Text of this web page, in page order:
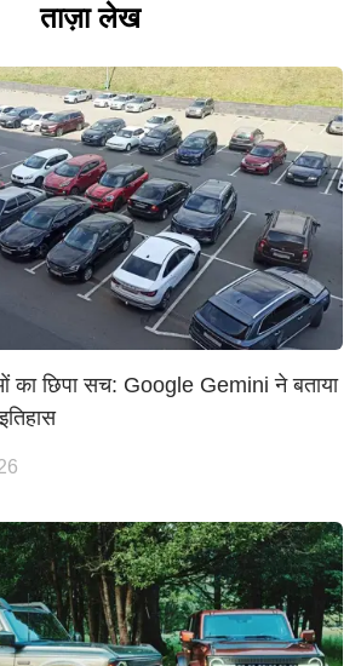
ताज़ा लेख
का छिपा सच: Google Gemini ने बताया